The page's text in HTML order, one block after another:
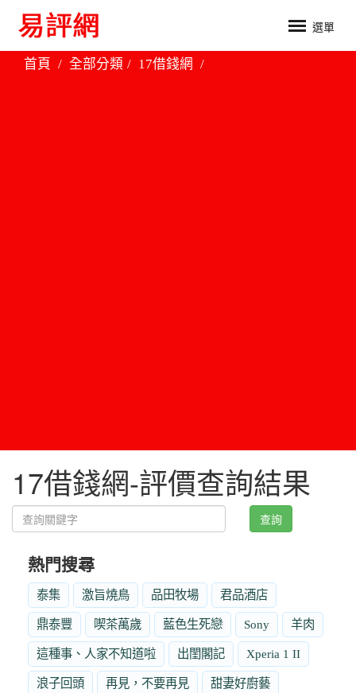
選單
首頁 全部分類 17借錢網
17借錢網-評價查詢結果
查詢
熱門搜尋
泰集 激旨燒鳥 品田牧場 君品酒店
鼎泰豐 喫茶萬歲 藍色生死戀 Sony 羊肉
這種事、人家不知道啦 出閨閣記 Xperia 1 II
浪子回頭 再見，不要再見 甜妻好廚藝